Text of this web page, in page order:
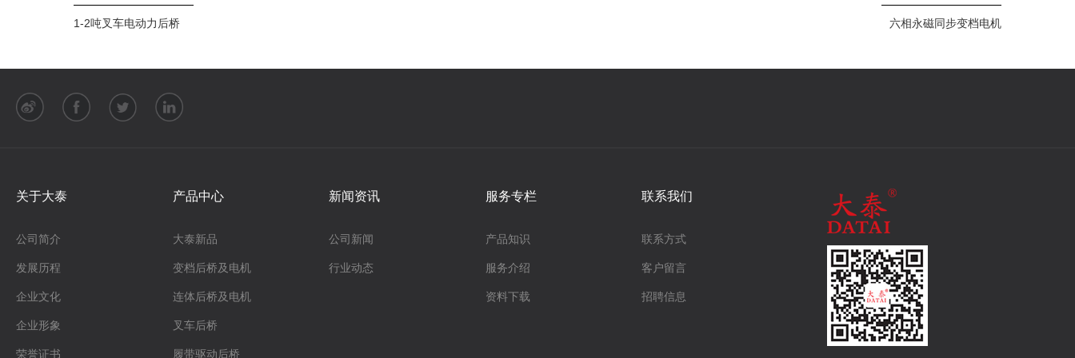
1-2吨叉车电动力后桥 六相永磁同步变档电机
关于大泰
公司简介
发展历程
企业文化
企业形象
荣誉证书
产品中心
大泰新品
变档后桥及电机
连体后桥及电机
叉车后桥
履带驱动后桥
新闻资讯
公司新闻
行业动态
服务专栏
产品知识
服务介绍
资料下载
联系我们
联系方式
客户留言
招聘信息